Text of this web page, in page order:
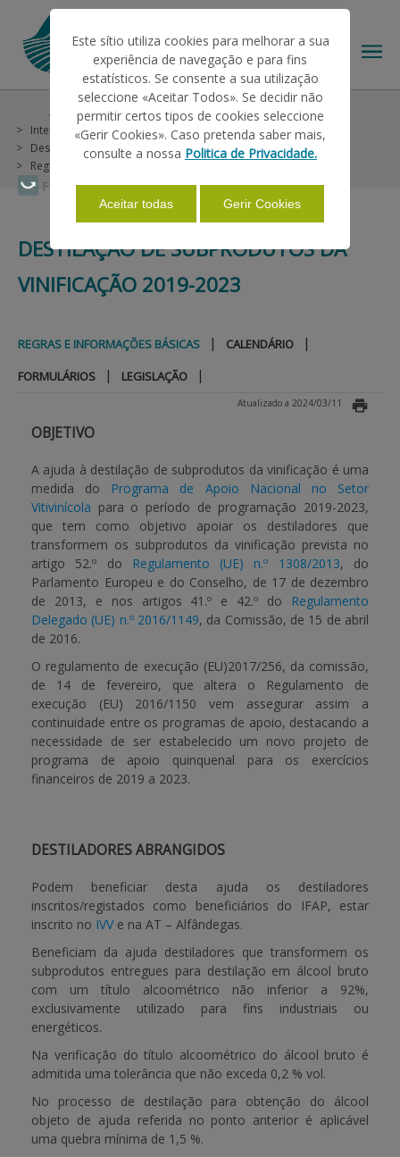
Faça Swipe para ver o menu
O IFAP
AJUDAS/APOIOS
INFORMAÇÕES
PAGAMENTOS
APOIO AO BENEFICIÁRIO
Entrar / Registar
Ajudas/Apoios Outras Ajudas
Histórico
Intervençao em Mercados
Vinho e Vinha
Destilação de Subprodutos da Vinificação 2019-2023
Regras e Informações Básicas
DESTILAÇÃO DE SUBPRODUTOS DA
VINIFICAÇÃO 2019-2023
REGRAS E INFORMAÇÕES BÁSICAS | CALENDÁRIO |
FORMULÁRIOS | LEGISLAÇÃO |
Atualizado a 2024/03/11
OBJETIVO
A ajuda à destilação de subprodutos da vinificação é uma
medida do Programa de Apoio Nacional no Setor
Vitivinícola para o período de programação 2019-2023,
que tem como objetivo apoiar os destiladores que
transformem os subprodutos da vinificação prevista no
artigo 52.º do
Regulamento (UE) n.º 1308/2013, do
Parlamento Europeu e do Conselho, de 17 de dezembro
de 2013, e nos artigos 41.º e 42.º do
Regulamento
Delegado (UE) n.º 2016/1149, da Comissão, de 15 de abril
de 2016.
O regulamento de execução (EU)2017/256, da comissão,
de 14 de fevereiro, que altera o Regulamento de
execução (EU) 2016/1150 vem assegurar assim a
continuidade entre os programas de apoio, destacando a
necessidade de ser estabelecido um novo projeto de
programa de apoio quinquenal para os exercícios
financeiros de 2019 a 2023.
DESTILADORES ABRANGIDOS
Podem beneficiar desta ajuda os destiladores
inscritos/registados como beneficiários do IFAP, estar
inscrito no IVV e na AT – Alfândegas.
Beneficiam da ajuda destiladores que transformem os
subprodutos entregues para destilação em álcool bruto
com um título alcoométrico não inferior a 92%,
exclusivamente utilizado para fins industriais ou
energéticos.
Na verificação do título alcoométrico do álcool bruto é
admitida uma tolerância que não exceda 0,2 % vol.
No processo de destilação para obtenção do álcool
objeto de ajuda referida no ponto anterior é aplicável
uma quebra mínima de 1,5 %.
Este sítio utiliza cookies para melhorar a sua
experiência de navegação e para fins
estatísticos. Se consente a sua utilização
seleccione «Aceitar Todos». Se decidir não
permitir certos tipos de cookies seleccione
«Gerir Cookies». Caso pretenda saber mais,
consulte a nossa Politica de Privacidade.
Aceitar todas Gerir Cookies